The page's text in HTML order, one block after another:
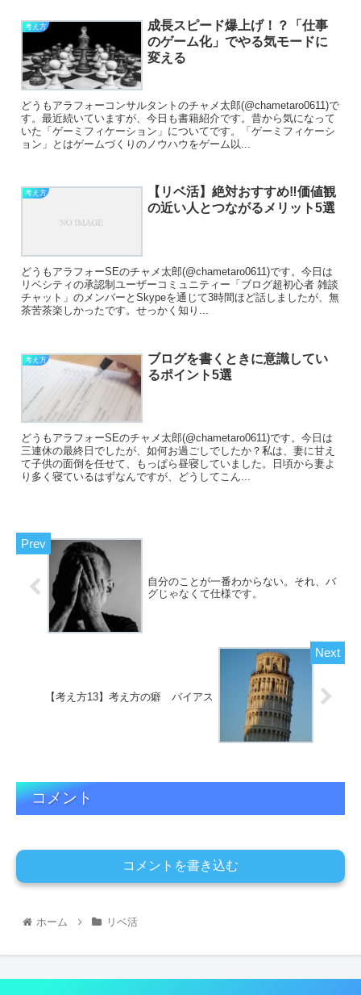
考え方
成長スピード爆上げ！？「仕事
のゲーム化」でやる気モードに
変える
どうもアラフォーコンサルタントのチャメ太郎(@chametaro0611)で
す。最近続いていますが、今日も書籍紹介です。昔から気になって
いた「ゲーミフィケーション」についてです。「ゲーミフィケーシ
ョン」とはゲームづくりのノウハウをゲーム以...
考え方
【リベ活】絶対おすすめ‼価値観
の近い人とつながるメリット5選
どうもアラフォーSEのチャメ太郎(@chametaro0611)です。今日は
リベシティの承認制ユーザーコミュニティー「ブログ超初心者 雑談
チャット」のメンバーとSkypeを通じて3時間ほど話しましたが、無
茶苦茶楽しかったです。せっかく知り...
考え方
ブログを書くときに意識してい
るポイント5選
どうもアラフォーSEのチャメ太郎(@chametaro0611)です。今日は
三連休の最終日でしたが、如何お過ごしでしたか？私は、妻に甘え
て子供の面倒を任せて、もっぱら昼寝していました。日頃から妻よ
り多く寝ているはずなんですが、どうしてこん...
自分のことが一番わからない。それ、バ
グじゃなくて仕様です。
【考え方13】考え方の癖 バイアス
コメント
コメントを書き込む
ホーム リベ活